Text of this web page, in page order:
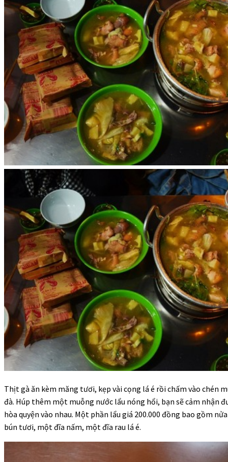
Thịt gà ăn kèm măng tươi, kẹp vài cọng lá é rồi chấm vào chén
đà. Húp thêm một muỗng nước lẩu nóng hổi, bạn sẽ cảm nhận
hòa quyện vào nhau. Một phần lẩu giá 200.000 đồng bao gồm
bún tươi, một đĩa nấm, một đĩa rau lá é.